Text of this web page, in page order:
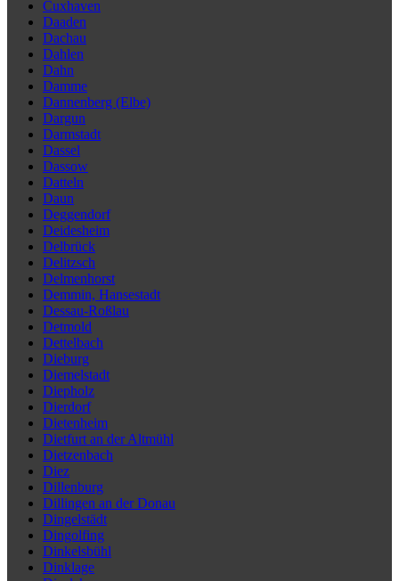
Cuxhaven
Daaden
Dachau
Dahlen
Dahn
Damme
Dannenberg (Elbe)
Dargun
Darmstadt
Dassel
Dassow
Datteln
Daun
Deggendorf
Deidesheim
Delbrück
Delitzsch
Delmenhorst
Demmin, Hansestadt
Dessau-Roßlau
Detmold
Dettelbach
Dieburg
Diemelstadt
Diepholz
Dierdorf
Dietenheim
Dietfurt an der Altmühl
Dietzenbach
Diez
Dillenburg
Dillingen an der Donau
Dingelstädt
Dingolfing
Dinkelsbühl
Dinklage